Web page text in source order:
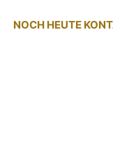
NOCH HEUTE